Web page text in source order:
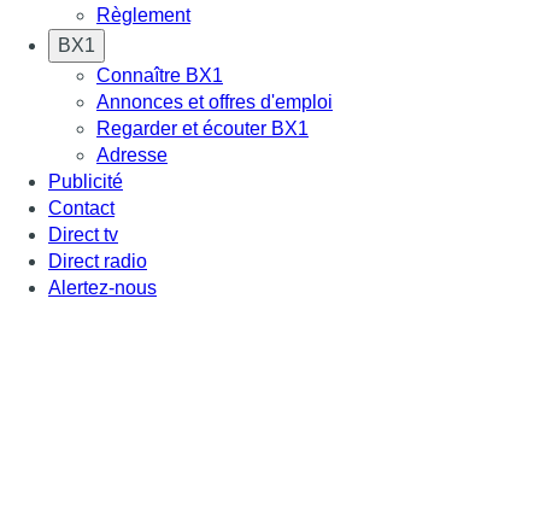
Règlement
BX1
Connaître BX1
Annonces et offres d'emploi
Regarder et écouter BX1
Adresse
Publicité
Contact
Direct tv
Direct radio
Alertez-nous